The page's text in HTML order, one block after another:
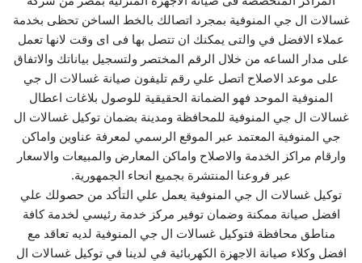
غسالات ال جي المنوفية بمجرد اتصالك بالخط الساخن تحظى بخدمة
عملاء الافضل في والتى يمكنك ان تتصل بها فى اى وقت لانها تعمل
على مدار الساعه من خلال الرقم المختصر ولتسجيل بياناتك والاتفاق
على موعد الاصلاح اتصل علي رقم تليفون صيانة غسالات ال جي
المنوفية الموحد فهو الضمانة الحقيقية للوصول بلاغات اعطال
غسالات ال جي المنوفية للمحافظة ومدينة بضمان توكيل غسالات ال
جي المنوفية المعتمد عبر الموقع الرسمي لمعرفة عناوين واماكن
وارقام مراكز الخدمة والاصلاح واماكن المعارض والمبيعات والاسعار
عبر فروعنا المنتشرة بجميع انحاء الجمهورية.
توكيل غسالات ال جي المنوفية يعمل علي التأكد من حصولك علي
افضل صيانة ممكنة وضمان توفير مركز خدمة رئيسي لخدمة كافة
مناطق محافظة فتوكيل غسالات ال جي المنوفية لديه تعاقد مع
افضل وكلاء صيانة الاجهزة الكهربائية في لدينا في توكيل غسالات ال